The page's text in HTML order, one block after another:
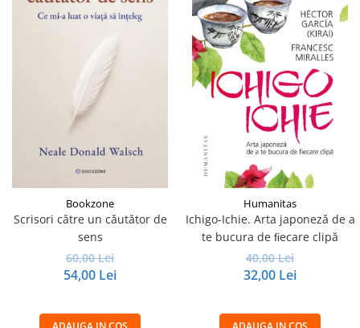
Bookzone
Scrisori către un căutător de
sens
60,00 Lei
54,00 Lei
Humanitas
Ichigo-Ichie. Arta japoneză de a
te bucura de ﬁecare clipă
40,00 Lei
32,00 Lei